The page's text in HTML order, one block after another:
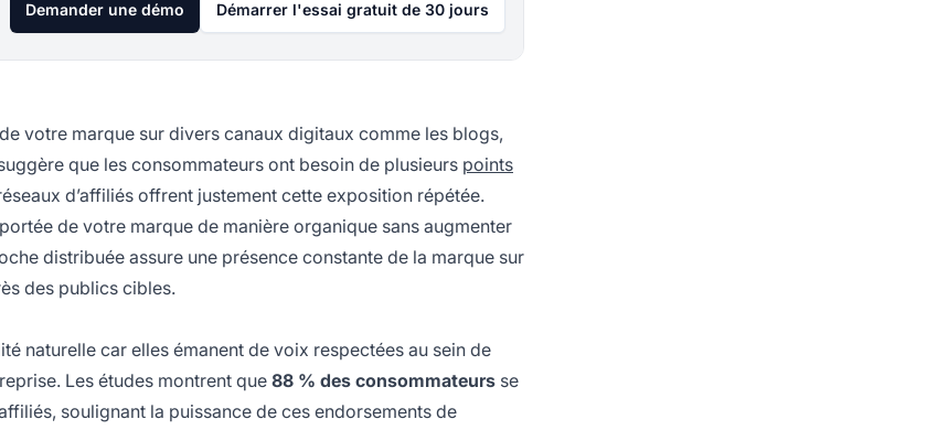
Demander une démo Démarrer l'essai gratuit de 30 jours
votre marque sur divers canaux digitaux comme les blogs,
que les consommateurs ont besoin de plusieurs points
d’affiliés offrent justement cette exposition répétée.
de votre marque de manière organique sans augmenter
distribuée assure une présence constante de la marque sur
des publics cibles.
naturelle car elles émanent de voix respectées au sein de
Les études montrent que 88 % des consommateurs se
soulignant la puissance de ces endorsements de